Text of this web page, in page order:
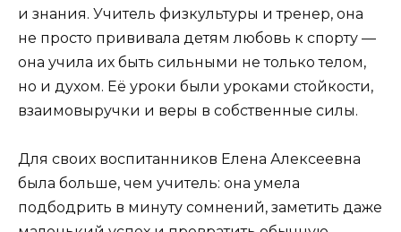
и знания. Учитель физкультуры и тренер, она
не просто прививала детям любовь к спорту —
она учила их быть сильными не только телом,
но и духом. Её уроки были уроками стойкости,
взаимовыручки и веры в собственные силы.
Для своих воспитанников Елена Алексеевна
была больше, чем учитель: она умела
подбодрить в минуту сомнений, заметить даже